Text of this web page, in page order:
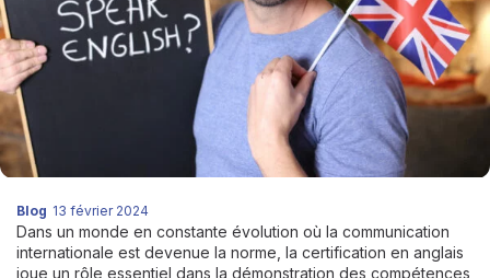
Blog 13 février 2024
Dans un monde en constante évolution où la communication
internationale est devenue la norme, la certification en anglais
joue un rôle essentiel dans la démonstration des compétences